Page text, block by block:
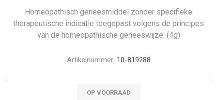
Homeopathisch geneesmiddel zonder specifieke
therapeutische indicatie toegepast volgens de principes
van de homeopathische geneeswijze. (4g)
Artikelnummer: 10-819288
OP VOORRAAD